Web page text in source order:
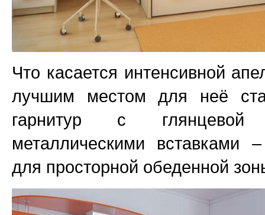
Что касается интенсивной
лучшим местом для неё
гарнитур с
металлическими вставками
для просторной обеденной